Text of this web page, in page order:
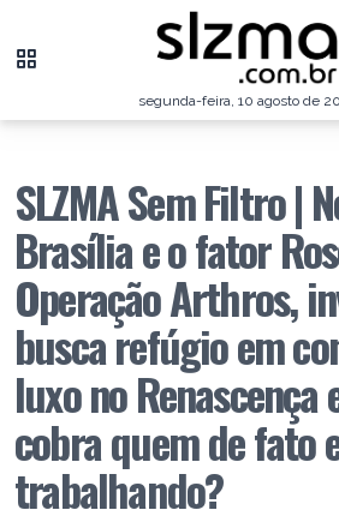
segunda-feira, 10 agosto de
SLZMA Sem Filtro |
Brasília e o fator
Operação Arthros,
busca refúgio em
luxo no Renascença
cobra quem de fato
trabalhando?